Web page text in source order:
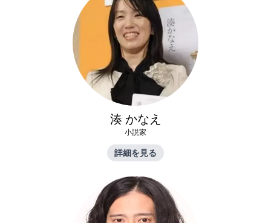
湊 かなえ
小説家
詳細を見る